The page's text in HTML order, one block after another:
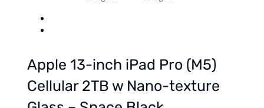
Apple 13-inch iPad Pro (M5)
Cellular 2TB w Nano-texture